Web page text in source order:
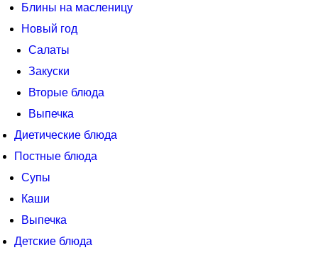
Блины на масленицу
Новый год
Салаты
Закуски
Вторые блюда
Выпечка
Диетические блюда
Постные блюда
Супы
Каши
Выпечка
Детские блюда